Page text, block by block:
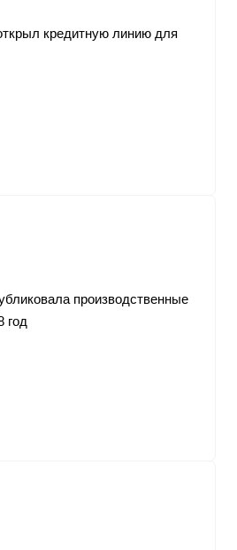
кредитную линию для
производственные
год